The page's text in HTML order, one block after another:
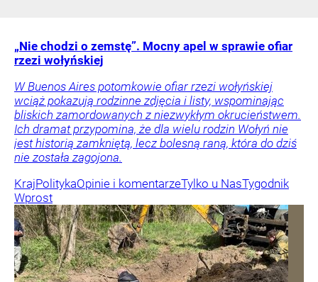
„Nie chodzi o zemstę”. Mocny apel w sprawie ofiar
rzezi wołyńskiej
W Buenos Aires potomkowie ofiar rzezi wołyńskiej
wciąż pokazują rodzinne zdjęcia i listy, wspominając
bliskich zamordowanych z niezwykłym okrucieństwem.
Ich dramat przypomina, że dla wielu rodzin Wołyń nie
jest historią zamkniętą, lecz bolesną raną, która do dziś
nie została zagojona.
KrajPolitykaOpinie i komentarzeTylko u NasTygodnik
Wprost